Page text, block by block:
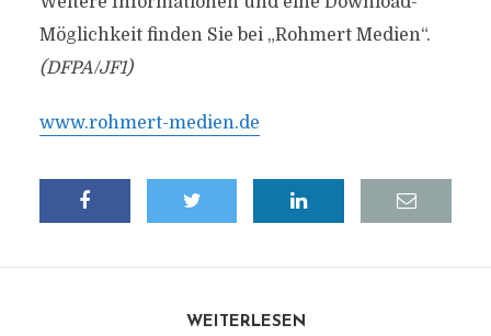
Möglichkeit finden Sie bei „Rohmert Medien“.
(DFPA/JF1)
www.rohmert-medien.de
WEITERLESEN